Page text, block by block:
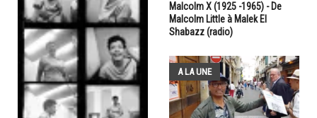
Malcolm X (1925 -1965) - De
Malcolm Little à Malek El
Shabazz (radio)
A LA UNE